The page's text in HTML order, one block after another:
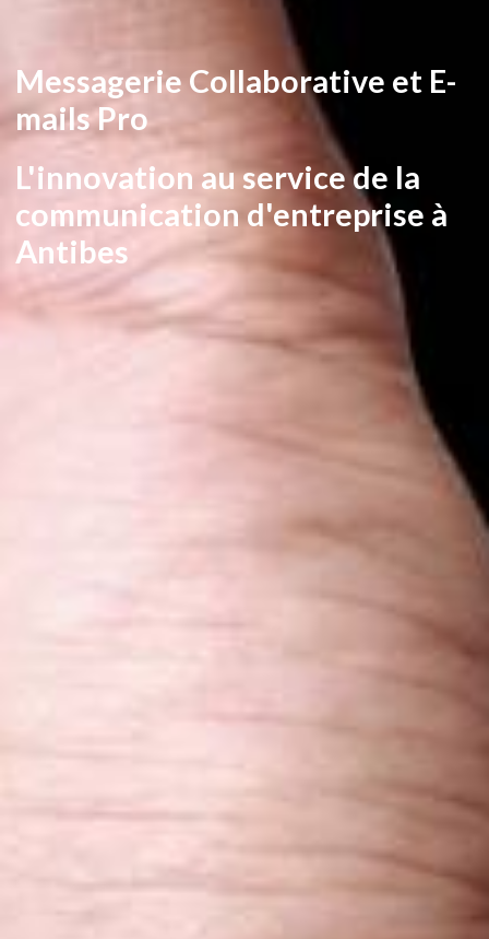
Messagerie Collaborative et E-
mails Pro
L'innovation au service de la
communication d'entreprise à
Antibes